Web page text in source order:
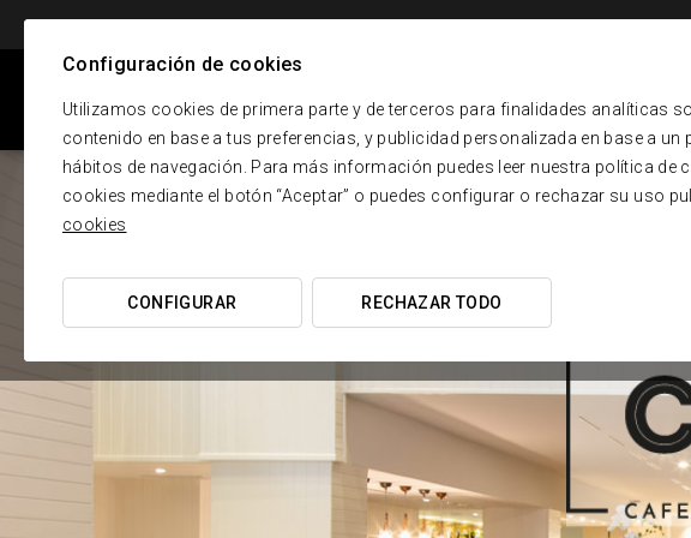
Configuración de cookies
Utilizamos cookies de primera parte y de terceros para finalidades analíticas
contenido en base a tus preferencias, y publicidad personalizada en base a un
hábitos de navegación. Para más información puedes leer nuestra política de
cookies mediante el botón “Aceptar” o puedes configurar o rechazar su uso
cookies
CONFIGURAR RECHAZAR TODO